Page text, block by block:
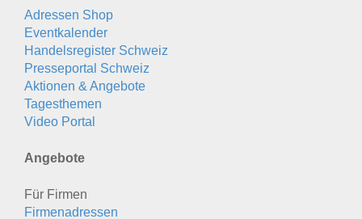
Adressen Shop
Eventkalender
Handelsregister Schweiz
Presseportal Schweiz
Aktionen & Angebote
Tagesthemen
Video Portal
Angebote
Für Firmen
Firmenadressen